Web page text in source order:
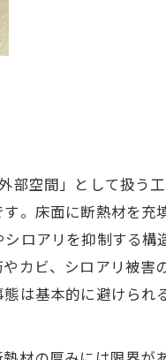
部空間」として扱う
。床面に断熱材を充
ロアリを抑制する構
カビ、シロアリ被害
は基本的に避けられ